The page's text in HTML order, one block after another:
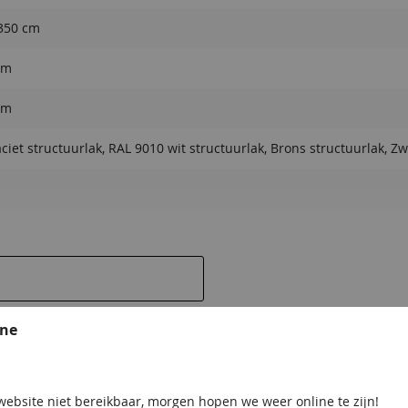
cm
structuurlak, RAL 9010 wit structuurlak, Brons structuurlak,
en geven uw tuin een
niet bereikbaar, morgen hopen we weer online te zijn!